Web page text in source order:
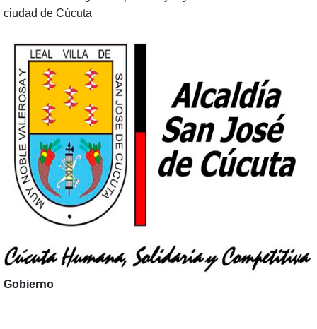
ciudad de Cúcuta
Gobierno